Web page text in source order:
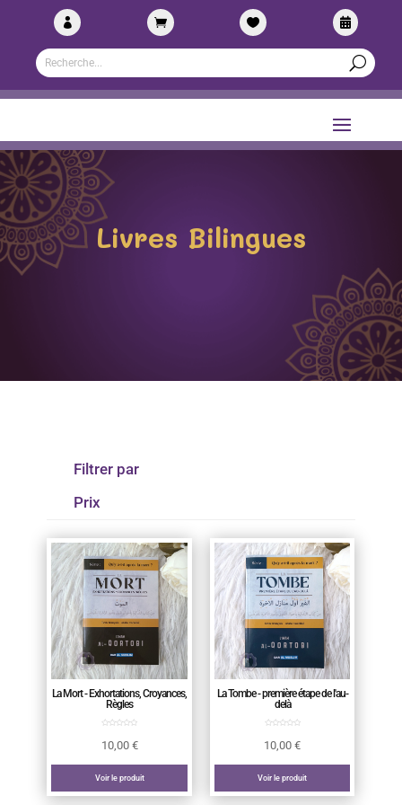
   
Livres Bilingues
Filtrer par
Prix
La Mort - Exhortations, Croyances,
Règles
10,00 €
Voir le produit
La Tombe - première étape de l'au-
delà
10,00€
Voir le produit